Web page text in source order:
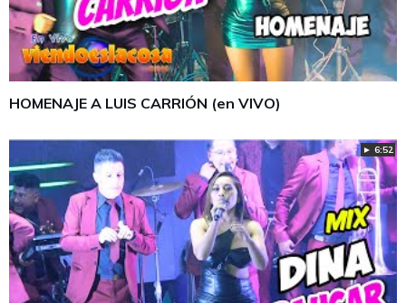
HOMENAJE A LUIS CARRIÓN (en VIVO)
► 6:52